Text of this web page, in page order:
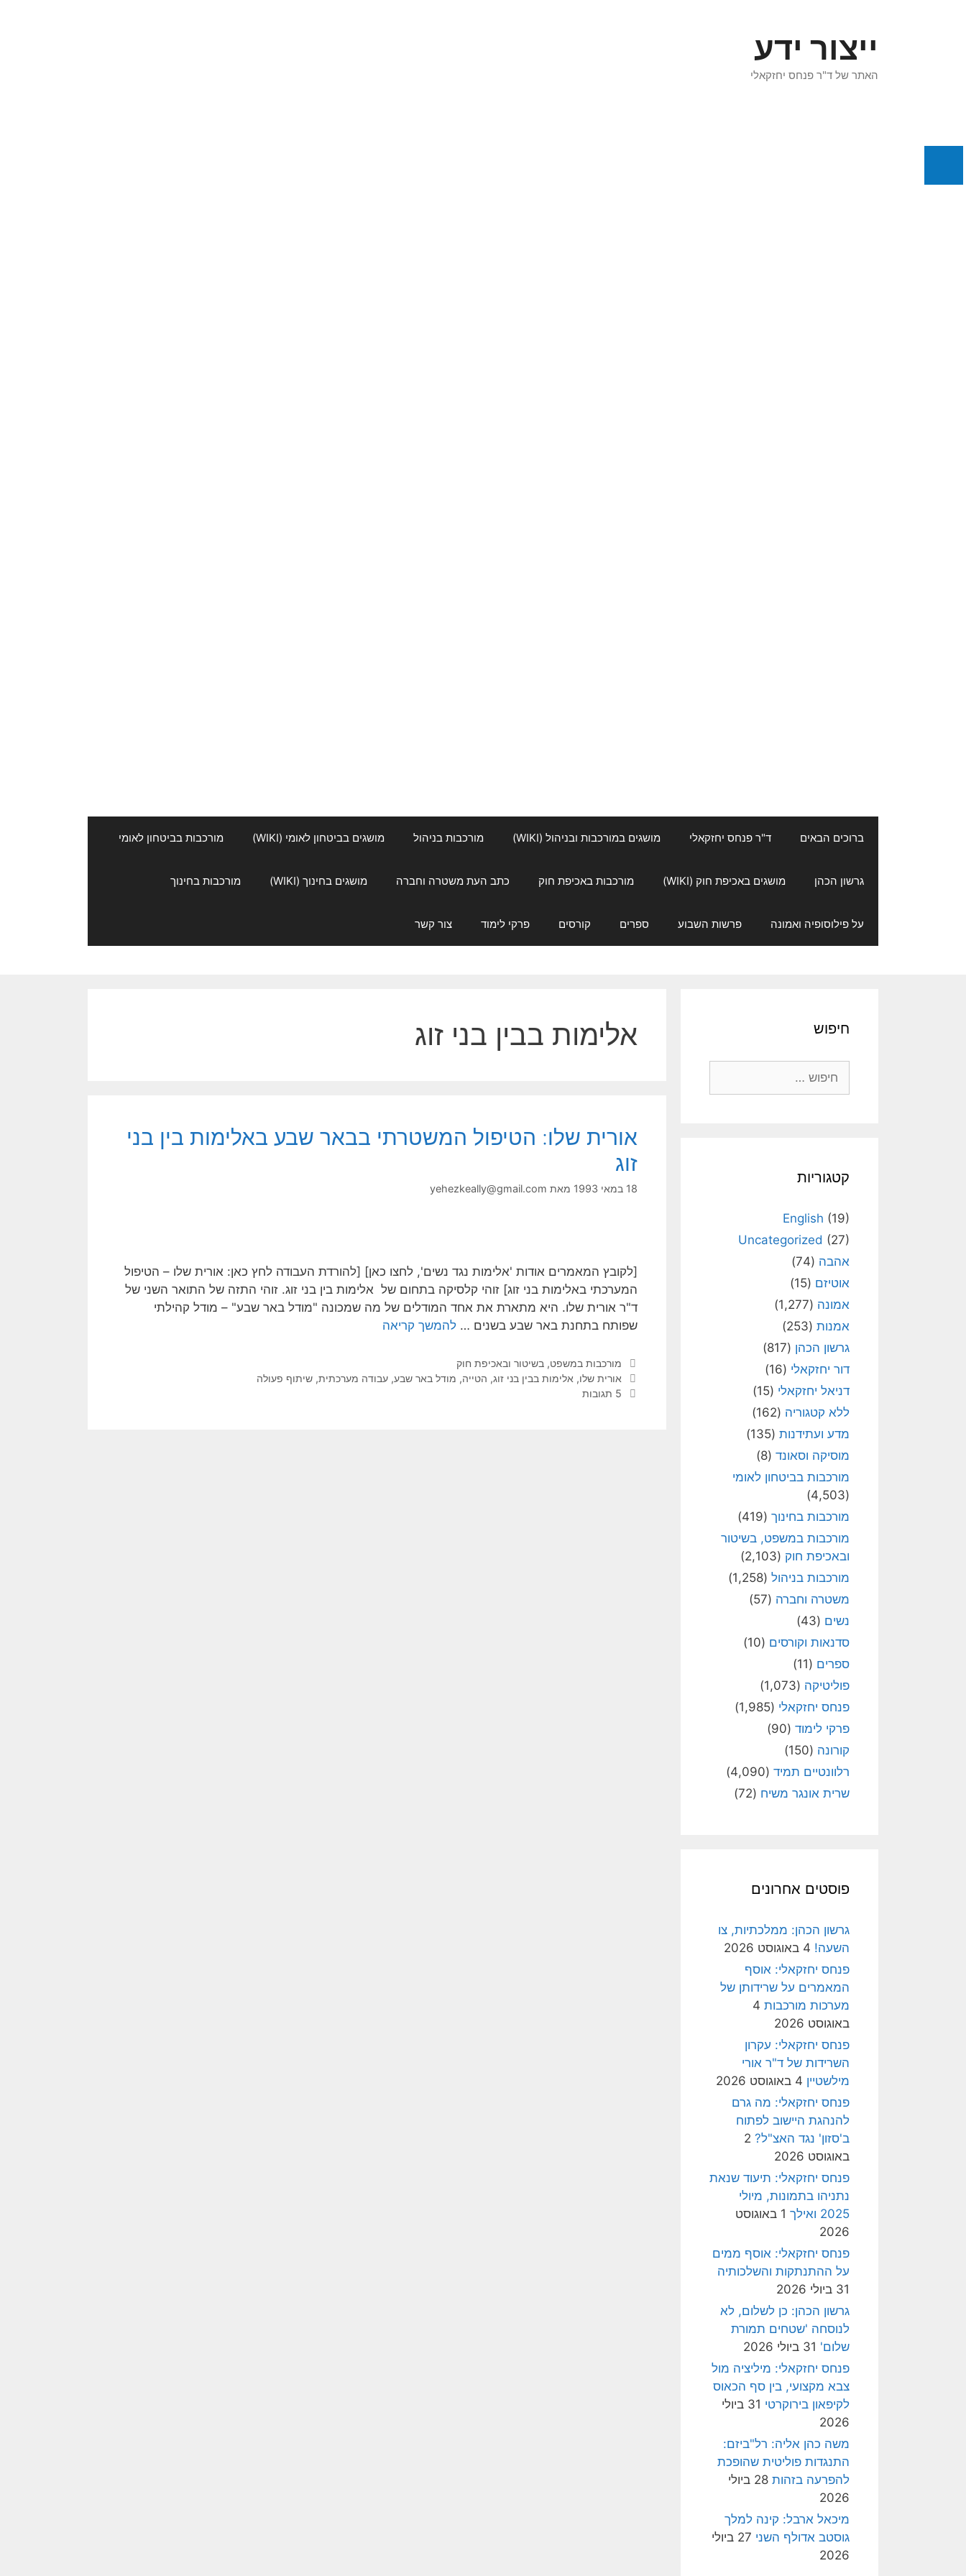
ייצור ידע
האתר של ד"ר פנחס יחזקאלי
ברוכים הבאים ד"ר פנחס יחזקאלי מושגים במורכבות ובניהול (WIKI) מורכבות בניהול מושגים בביטחון לאומי (WIKI) מורכבות בביטחון לאומי
גרשון הכהן מושגים באכיפת חוק (WIKI) מורכבות באכיפת חוק כתב העת משטרה וחברה מושגים בחינוך (WIKI) מורכבות בחינוך
על פילוסופיה ואמונה פרשות השבוע ספרים קורסים פרקי לימוד צור קשר
אלימות בבין בני זוג
אורית שלו: הטיפול המשטרתי בבאר שבע באלימות בין בני
זוג
18 במאי 1993 מאת yehezkeally@gmail.com
[לקובץ המאמרים אודות 'אלימות נגד נשים', לחצו כאן] [להורדת העבודה לחץ כאן: אורית שלו – הטיפול
המערכתי באלימות בני זוג] זוהי קלסיקה בתחום של אלימות בין בני זוג. זוהי התזה של התואר השני של
ד"ר אורית שלו. היא מתארת את אחד המודלים של מה שמכונה "מודל באר שבע" – מודל קהילתי
שפותח בתחנת באר שבע בשנים … להמשך קריאה
קטגוריות
מורכבות במשפט, בשיטור ובאכיפת חוק
תגיות
אורית שלו, אלימות בבין בני זוג, הטייה, מודל באר שבע, עבודה מערכתית, שיתוף פעולה
5 תגובות
חיפוש
קטגוריות
English (19)
Uncategorized (27)
אהבה (74)
אוטיזם (15)
אמונה (1,277)
אמנות (253)
גרשון הכהן (817)
דור יחזקאלי (16)
דניאל יחזקאלי (15)
ללא קטגוריה (162)
מדע ועתידנות (135)
מוסיקה וסאונד (8)
מורכבות בביטחון לאומי
(4,503)
מורכבות בחינוך (419)
מורכבות במשפט, בשיטור
ובאכיפת חוק (2,103)
מורכבות בניהול (1,258)
משטרה וחברה (57)
נשים (43)
סדנאות וקורסים (10)
ספרים (11)
פוליטיקה (1,073)
פנחס יחזקאלי (1,985)
פרקי לימוד (90)
קורונה (150)
רלוונטיים תמיד (4,090)
שרית אונגר משיח (72)
פוסטים אחרונים
גרשון הכהן: ממלכתיות, צו
השעה! 4 באוגוסט 2026
פנחס יחזקאלי: אוסף
המאמרים על שרידותן של
מערכות מורכבות 4
באוגוסט 2026
פנחס יחזקאלי: עקרון
השרידות של ד"ר אורי
מילשטיין 4 באוגוסט 2026
פנחס יחזקאלי: מה גרם
להנהגת היישוב לפתוח
ב'סזון' נגד האצ"ל? 2
באוגוסט 2026
פנחס יחזקאלי: תיעוד שנאת
נתניהו בתמונות, מיולי
2025 ואילך
1 באוגוסט
2026
פנחס יחזקאלי: אוסף ממים
על ההתנתקות והשלכותיה
31 ביולי 2026
גרשון הכהן: כן לשלום, לא
לנוסחה 'שטחים תמורת
שלום' 31 ביולי 2026
פנחס יחזקאלי: מיליציה מול
צבא מקצועי, בין סף הכאוס
לקיפאון בירוקרטי
31 ביולי
2026
משה כהן אליה: רל"ביזם:
התנגדות פוליטית שהופכת
להפרעה בזהות
28 ביולי
2026
מיכאל ארבל: קינה למלך
גוסטב אדולף השני
27 ביולי
2026